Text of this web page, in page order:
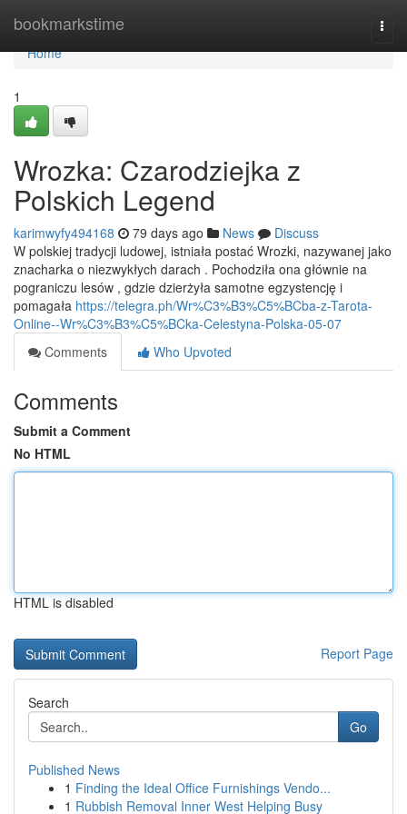
bookmarkstime
Home
Home
1
Wrozka: Czarodziejka z
Polskich Legend
karimwyfy494168 79 days ago News
Discuss
W polskiej tradycji ludowej, istniała postać Wrozki, nazywanej jako
znacharka o niezwykłych darach . Pochodziła ona głównie na
pograniczu lesów , gdzie dzierżyła samotne egzystencję i
pomagała https://telegra.ph/Wr%C3%B3%C5%BCba-z-Tarota-
Online--Wr%C3%B3%C5%BCka-Celestyna-Polska-05-07
Comments
Who Upvoted
Comments
Submit a Comment
No HTML
HTML is disabled
Report Page
Search
Go
Published News
1 Finding the Ideal Office Furnishings Vendo...
1 Rubbish Removal Inner West Helping Busy